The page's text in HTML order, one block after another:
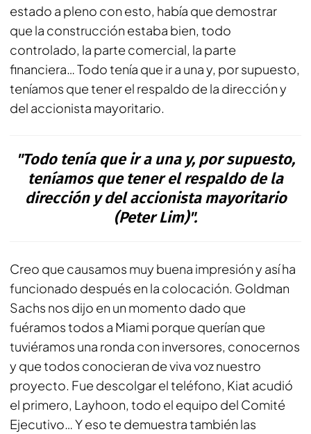
estado a pleno con esto, había que demostrar
que la construcción estaba bien, todo
controlado, la parte comercial, la parte
financiera… Todo tenía que ir a una y, por supuesto,
teníamos que tener el respaldo de la dirección y
del accionista mayoritario.
"Todo tenía que ir a una y, por supuesto,
teníamos que tener el respaldo de la
dirección y del accionista mayoritario
(Peter Lim)".
Creo que causamos muy buena impresión y así ha
funcionado después en la colocación. Goldman
Sachs nos dijo en un momento dado que
fuéramos todos a Miami porque querían que
tuviéramos una ronda con inversores, conocernos
y que todos conocieran de viva voz nuestro
proyecto. Fue descolgar el teléfono, Kiat acudió
el primero, Layhoon, todo el equipo del Comité
Ejecutivo… Y eso te demuestra también las